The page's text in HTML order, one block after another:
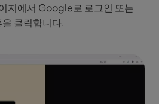
지에서 Google로 로그인 또는
클릭합니다.